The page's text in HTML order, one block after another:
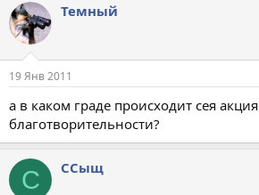
Темный
19 Янв 2011
а в каком граде происходит сея акция
благотворительности?
С ССыщ